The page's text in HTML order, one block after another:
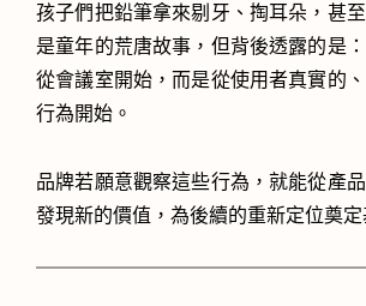
孩子們把鉛筆拿來剔牙、掏耳朵，甚
是童年的荒唐故事，但背後透露的是
從會議室開始，而是從使用者真實的
行為開始。
品牌若願意觀察這些行為，就能從產
發現新的價值，為後續的重新定位奠定